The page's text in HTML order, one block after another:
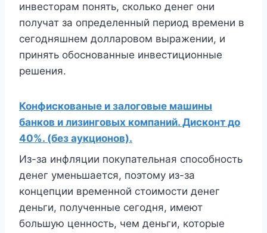
инвесторам понять, сколько денег они
получат за определенный период времени в
сегодняшнем долларовом выражении, и
принять обоснованные инвестиционные
решения.
Конфискованые и залоговые машины
банков и лизинговых компаний. Дисконт до
40%. (без аукционов).
Из-за инфляции покупательная способность
денег уменьшается, поэтому из-за
концепции временной стоимости денег
деньги, полученные сегодня, имеют
большую ценность, чем деньги, которые